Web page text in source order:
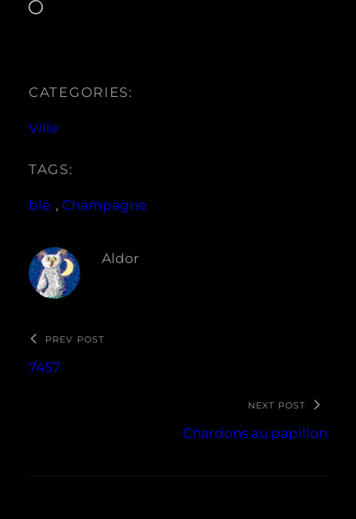
Chargement…
CATEGORIES:
Ville
TAGS:
blé , Champagne
Aldor
PREV POST
7457
NEXT POST
Chardons au papillon